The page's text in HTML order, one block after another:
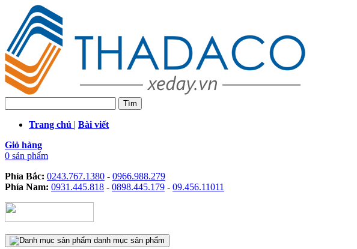
Trang chủ | Bài viết
Giỏ hàng
0 sản phẩm
Phía Bắc: 0243.767.1380 - 0966.988.279
Phía Nam: 0931.445.818 - 0898.445.179 - 09.456.11011
danh mục sản phẩm